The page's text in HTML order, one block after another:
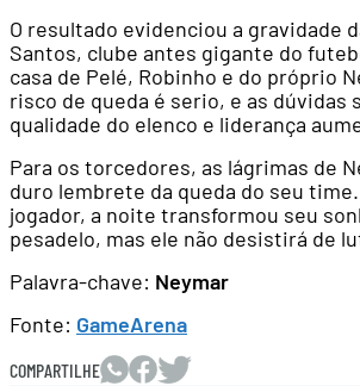
O resultado evidenciou a gravidade
Santos, clube antes gigante do
casa de Pelé, Robinho e do próprio
risco de queda é serio, e as dúvidas
qualidade do elenco e liderança
Para os torcedores, as lágrimas de
duro lembrete da queda do seu
jogador, a noite transformou seu
pesadelo, mas ele não desistirá de
Palavra-chave: Neymar
Fonte: GameArena
COMPARTILHE